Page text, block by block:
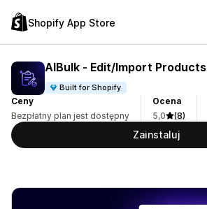
Shopify App Store
AIBulk ‑ Edit/Import Products
Built for Shopify
Ceny
Bezpłatny plan jest dostępny
Ocena
5,0
(8)
Zainstaluj